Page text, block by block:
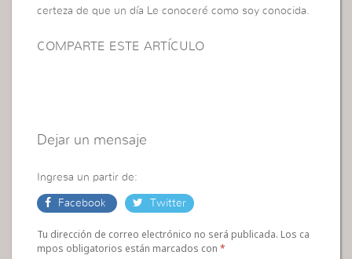
certeza de que un día Le conoceré como soy conocida.
COMPARTE ESTE ARTÍCULO
Dejar un mensaje
Ingresa un partir de:
Facebook Twitter
Tu dirección de correo electrónico no será publicada. Los ca
mpos obligatorios están marcados con*